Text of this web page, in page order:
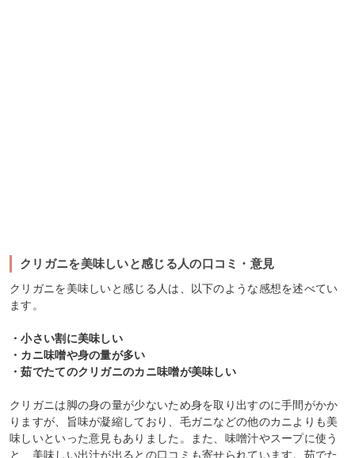
クリガニを美味しいと感じる人の口コミ・意見
クリガニを美味しいと感じる人は、以下のような感想を述べてい
ます。
・小さい割に美味しい
・カニ味噌や身の量が多い
・茹でたてのクリガニのカニ味噌が美味しい
クリガニは脚の身の量が少ないため身を取り出すのに手間がかか
りますが、旨味が凝縮しており、毛ガニなどの他のカニよりも美
味しいといった意見もありました。また、味噌汁やスープに使う
と、美味しい出汁が出るとの口コミも寄せられています。茹でた